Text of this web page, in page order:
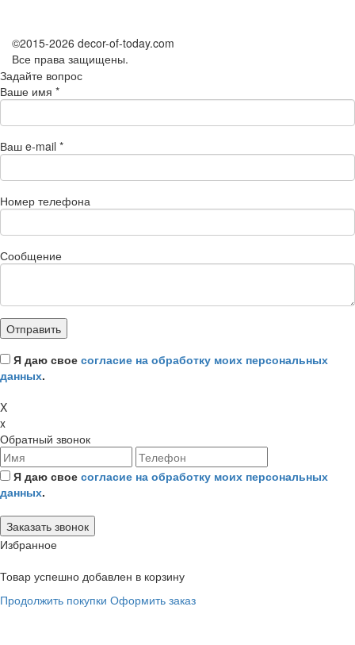
©2015-2026 decor-of-today.com
Все права защищены.
Задайте вопрос
Ваше имя *
Ваш e-mail *
Номер телефона
Сообщение
Я даю свое согласие на обработку моих персональных
данных.
X
x
Обратный звонок
Я даю свое согласие на обработку моих персональных
данных.
Избранное
Товар успешно добавлен в корзину
Продолжить покупки Оформить заказ